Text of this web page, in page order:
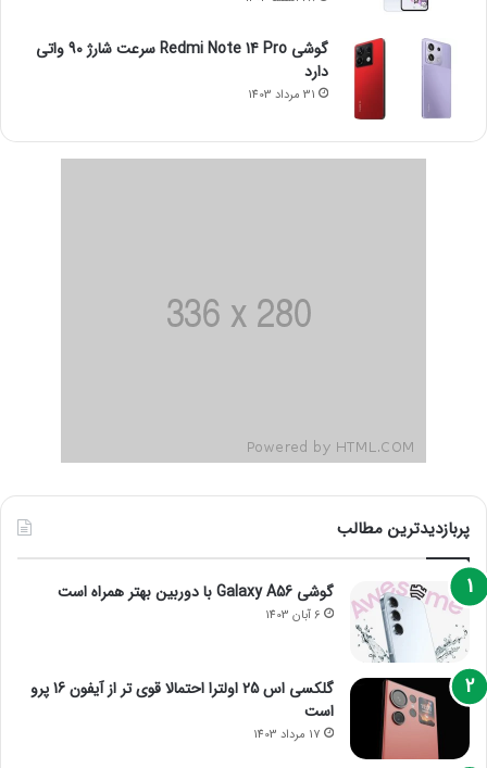
گوشی Redmi Note 14 Pro سرعت شارژ 90 واتی
دارد
31 مرداد 1403
پربازدیدترین مطالب
گوشی Galaxy A56 با دوربین بهتر همراه است
6 آبان 1403
گلکسی اس 25 اولترا احتمالا قوی تر از آیفون 16 پرو
است
17 مرداد 1403